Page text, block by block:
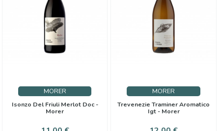
MORER
Isonzo Del Friuli Merlot Doc -
Morer
MORER
Trevenezie Traminer Aromatico
Igt - Morer